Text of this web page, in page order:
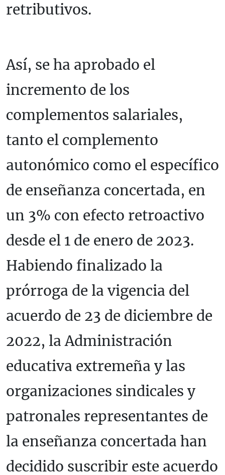
retributivos.
Así, se ha aprobado el
incremento de los
complementos salariales,
tanto el complemento
autonómico como el específico
de enseñanza concertada, en
un 3% con efecto retroactivo
desde el 1 de enero de 2023.
Habiendo finalizado la
prórroga de la vigencia del
acuerdo de 23 de diciembre de
2022, la Administración
educativa extremeña y las
organizaciones sindicales y
patronales representantes de
la enseñanza concertada han
decidido suscribir este acuerdo